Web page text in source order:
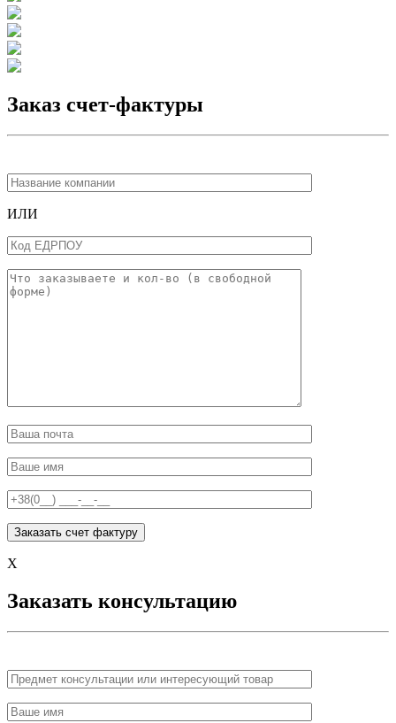
Заказ счет-фактуры
ИЛИ
X
Заказать консультацию